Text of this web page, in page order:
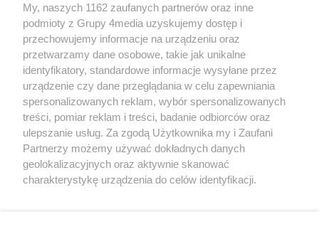
O nas Reklama Regulamin
Kontakt
Wydarzenia
Ogłoszenia Katalog firm
Zapisz się do newslettera
Dołącz do grona ludzi najlepiej poinformowanych!
Zapisz się »
My, naszych 1162 zaufanych partnerów oraz inne
podmioty z Grupy 4media uzyskujemy dostęp i
przechowujemy informacje na urządzeniu oraz
przetwarzamy dane osobowe, takie jak unikalne
identyfikatory, standardowe informacje wysyłane przez
urządzenie czy dane przeglądania w celu zapewniania
spersonalizowanych reklam, wybór spersonalizowanych
treści, pomiar reklam i treści, badanie odbiorców oraz
ulepszanie usług. Za zgodą Użytkownika my i Zaufani
Partnerzy możemy używać dokładnych danych
geolokalizacyjnych oraz aktywnie skanować
charakterystykę urządzenia do celów identyfikacji.